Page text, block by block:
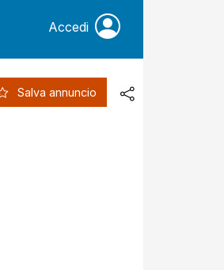
Accedi
Salva annuncio